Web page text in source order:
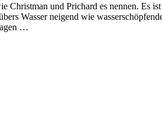
und Prichard es nennen. Es
Wasser neigend wie
…